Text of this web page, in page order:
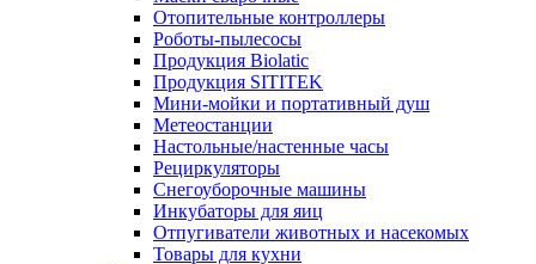
Отопительные контроллеры
Роботы-пылесосы
Продукция Biolatic
Продукция SITITEK
Мини-мойки и портативный душ
Метеостанции
Настольные/настенные часы
Рециркуляторы
Снегоуборочные машины
Инкубаторы для яиц
Отпугиватели животных и насекомых
Товары для кухни